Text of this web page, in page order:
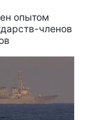
опытом
членов